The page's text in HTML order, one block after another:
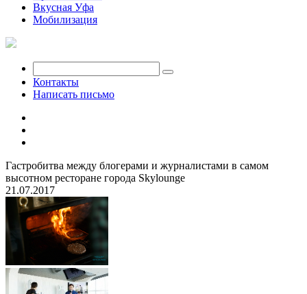
Вкусная Уфа
Мобилизация
Контакты
Написать письмо
Гастробитва между блогерами и журналистами в самом
высотном ресторане города Skylounge
21.07.2017